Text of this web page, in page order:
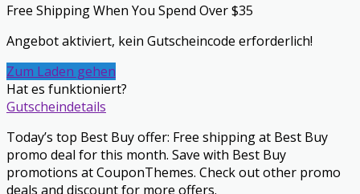
Free Shipping When You Spend Over $35
Angebot aktiviert, kein Gutscheincode erforderlich!
Zum Laden gehen
Hat es funktioniert?
Gutscheindetails
Today’s top Best Buy offer: Free shipping at Best Buy
promo deal for this month. Save with Best Buy
promotions at CouponThemes. Check out other promo
deals and discount for more offers.